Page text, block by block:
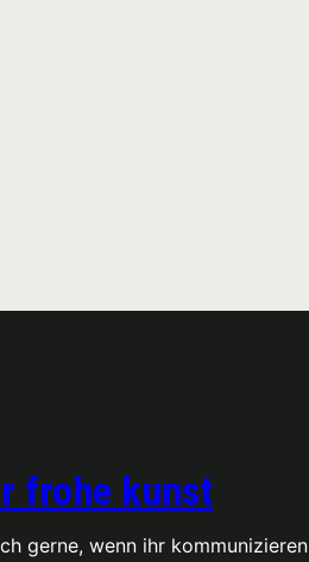
frohe kunst
gerne, wenn ihr kommunizieren